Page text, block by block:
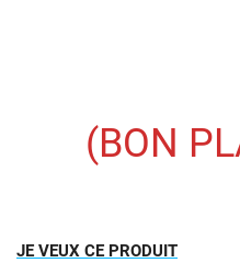
(BON
JE VEUX CE PRODUIT